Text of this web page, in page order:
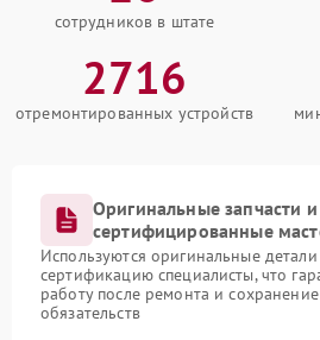
сотрудников в штате
2716
отремонтированных устройств
Оригинальные запчасти и
сертифицированные
Используются оригинальные
сертификацию специалисты, что
работу после ремонта и
обязательств